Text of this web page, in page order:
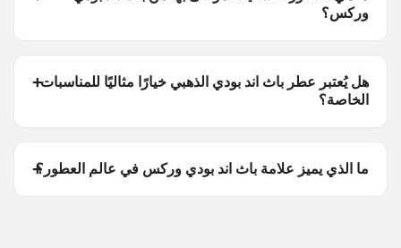
وركس؟
هل يُعتبر عطر باث اند بودي الذهبي خيارًا مثاليًا للمناسبات
الخاصة؟
ما الذي يميز علامة باث اند بودي وركس في عالم العطور؟